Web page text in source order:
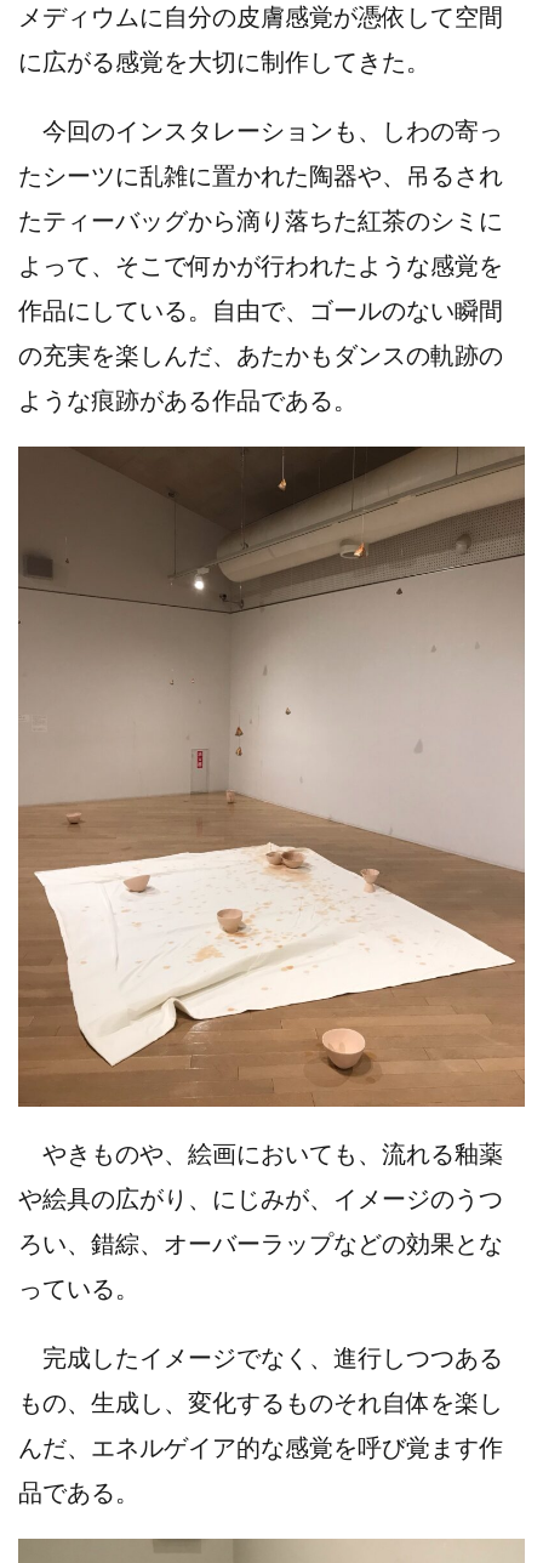
メディウムに自分の皮膚感覚が憑依して空間
に広がる感覚を大切に制作してきた。
今回のインスタレーションも、しわの寄っ
たシーツに乱雑に置かれた陶器や、吊るされ
たティーバッグから滴り落ちた紅茶のシミに
よって、そこで何かが行われたような感覚を
作品にしている。自由で、ゴールのない瞬間
の充実を楽しんだ、あたかもダンスの軌跡の
ような痕跡がある作品である。
やきものや、絵画においても、流れる釉薬
や絵具の広がり、にじみが、イメージのうつ
ろい、錯綜、オーバーラップなどの効果とな
っている。
完成したイメージでなく、進行しつつある
もの、生成し、変化するものそれ自体を楽し
んだ、エネルゲイア的な感覚を呼び覚ます作
品である。